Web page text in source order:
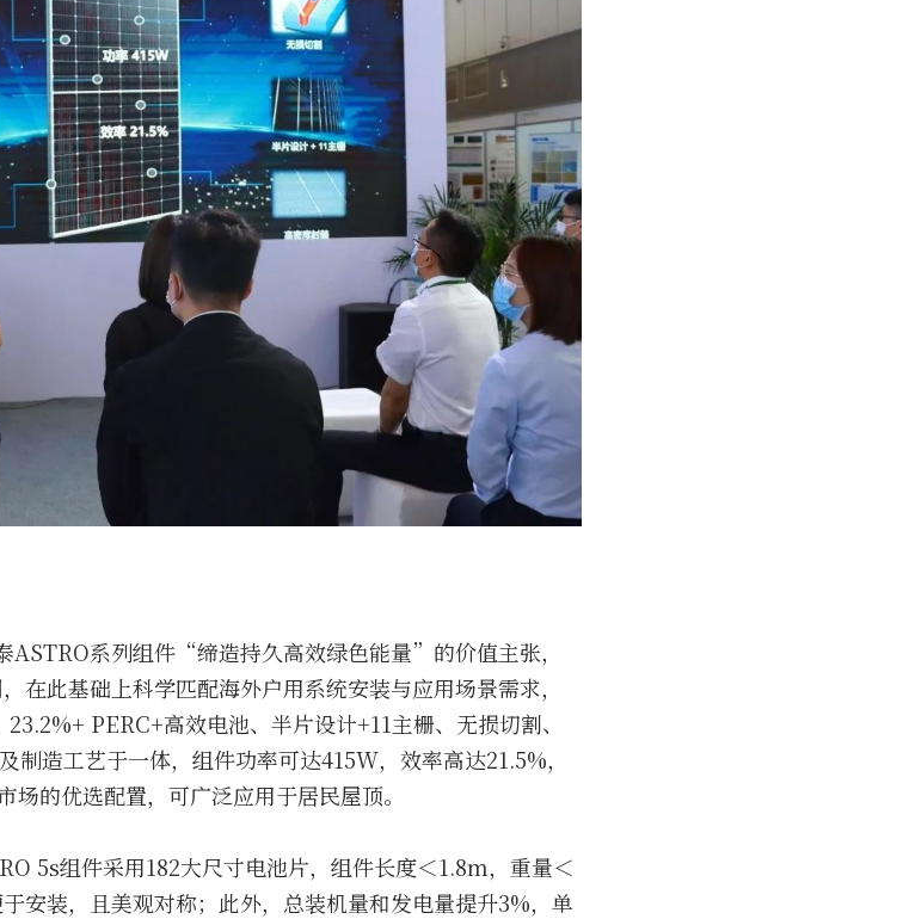
ASTRO系列组件“缔造持久高效绿色能量”的价值主张，
在此基础上科学匹配海外户用系统安装与应用场景需求，
PERC+高效电池、半片设计+11主栅、无损切割、
造工艺于一体，组件功率可达415W，效率高达21.5%，
的优选配置，可广泛应用于居民屋顶。
5s组件采用182大尺寸电池片，组件长度＜1.8m，重量＜
安装，且美观对称；此外，总装机量和发电量提升3%，单